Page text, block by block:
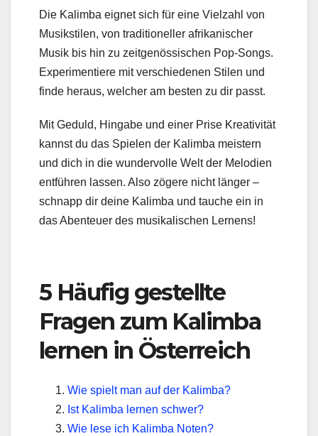
Die Kalimba eignet sich für eine Vielzahl von
Musikstilen, von traditioneller afrikanischer
Musik bis hin zu zeitgenössischen Pop-Songs.
Experimentiere mit verschiedenen Stilen und
finde heraus, welcher am besten zu dir passt.
Mit Geduld, Hingabe und einer Prise Kreativität
kannst du das Spielen der Kalimba meistern
und dich in die wundervolle Welt der Melodien
entführen lassen. Also zögere nicht länger –
schnapp dir deine Kalimba und tauche ein in
das Abenteuer des musikalischen Lernens!
5 Häufig gestellte
Fragen zum Kalimba
lernen in Österreich
Wie spielt man auf der Kalimba?
Ist Kalimba lernen schwer?
Wie lese ich Kalimba Noten?